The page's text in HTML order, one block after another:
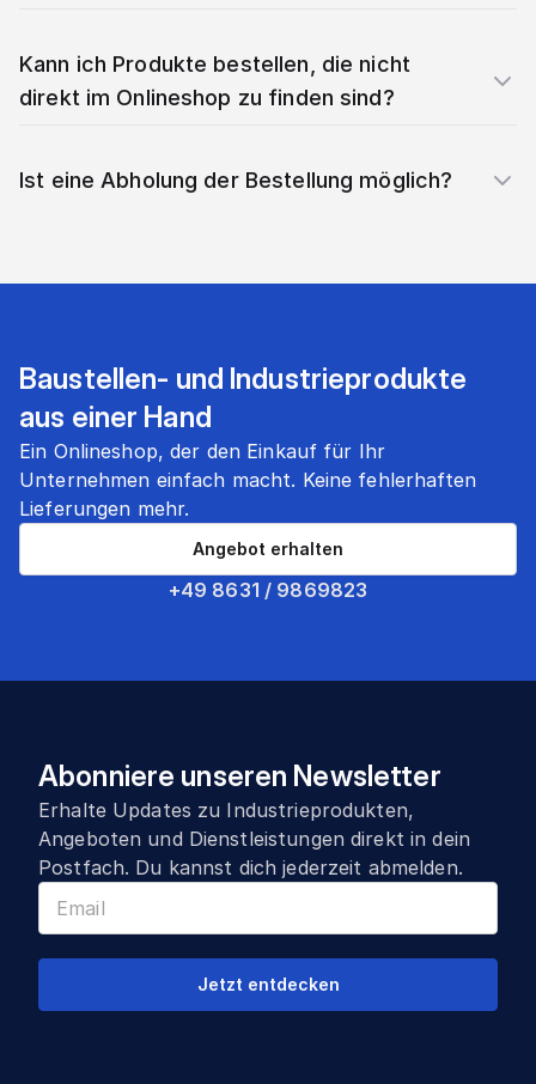
Kann ich Produkte bestellen, die nicht
direkt im Onlineshop zu finden sind?
Ist eine Abholung der Bestellung möglich?
Baustellen- und Industrieprodukte
aus einer Hand
Ein Onlineshop, der den Einkauf für Ihr
Unternehmen einfach macht. Keine fehlerhaften
Lieferungen mehr.
+49 8631 / 9869823
Angebot erhalten
Abonniere unseren Newsletter
Erhalte Updates zu Industrieprodukten,
Angeboten und Dienstleistungen direkt in dein
Postfach. Du kannst dich jederzeit abmelden.
Jetzt entdecken